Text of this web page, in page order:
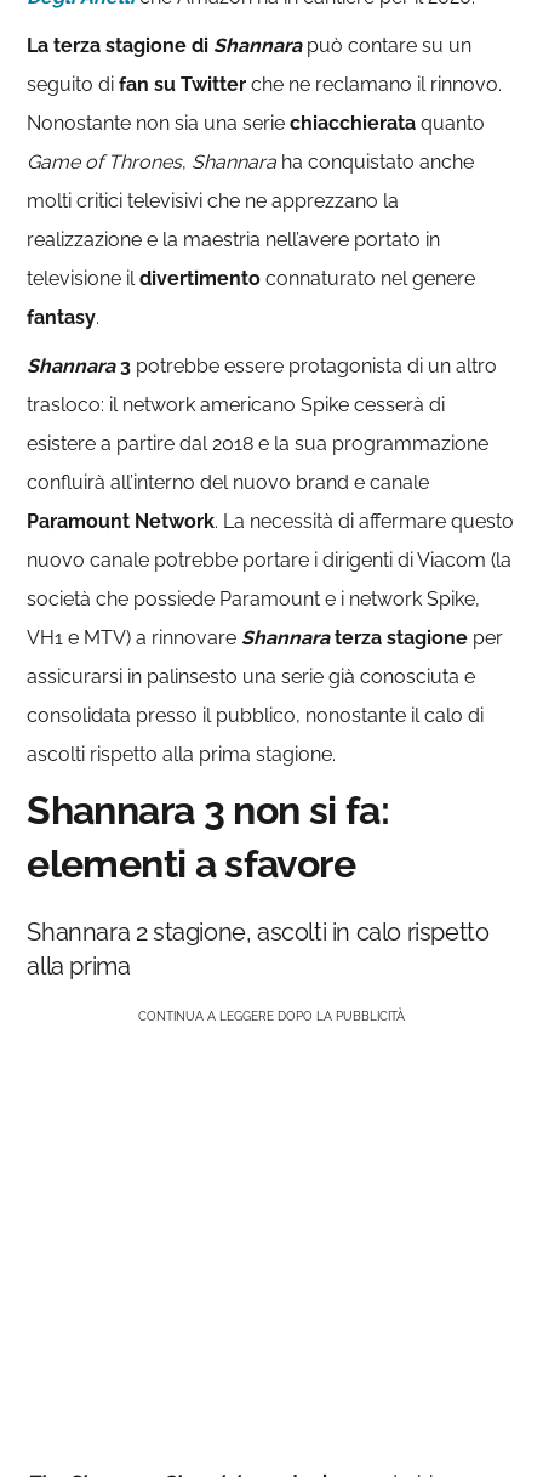
La terza stagione di Shannarapuò contare su un
seguito difan su Twitter che ne reclamano il rinnovo.
Nonostante non sia una seriechiacchierata quanto
Game of Thrones, Shannara ha conquistato anche
molti critici televisivi che ne apprezzano la
realizzazione e la maestria nell’avere portato in
televisione ildivertimento connaturato nel genere
fantasy.
Shannara3 potrebbe essere protagonista di un altro
trasloco: il network americano Spike cesserà di
esistere a partire dal 2018 e la sua programmazione
confluirà all’interno del nuovo brand e canale
Paramount Network. La necessità di affermare questo
nuovo canale potrebbe portare i dirigenti di Viacom (la
società che possiede Paramount e i network Spike,
VH1 e MTV) a rinnovare Shannaraterza stagione per
assicurarsi in palinsesto una serie già conosciuta e
consolidata presso il pubblico, nonostante il calo di
ascolti rispetto alla prima stagione.
Shannara 3 non si fa:
elementi a sfavore
Shannara 2 stagione, ascolti in calo rispetto
alla prima
CONTINUA A LEGGERE DOPO LA PUBBLICITÀ